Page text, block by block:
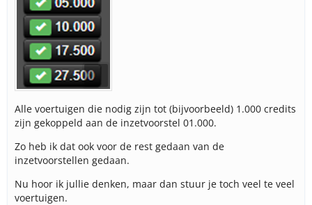
Alle voertuigen die nodig zijn tot (bijvoorbeeld) 1.000 credits
zijn gekoppeld aan de inzetvoorstel 01.000.
Zo heb ik dat ook voor de rest gedaan van de
inzetvoorstellen gedaan.
Nu hoor ik jullie denken, maar dan stuur je toch veel te veel
voertuigen.